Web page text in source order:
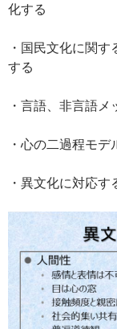
化する
・国民文化に関
する
・言語、非言語
・心の二過程モデ
・異文化に対応